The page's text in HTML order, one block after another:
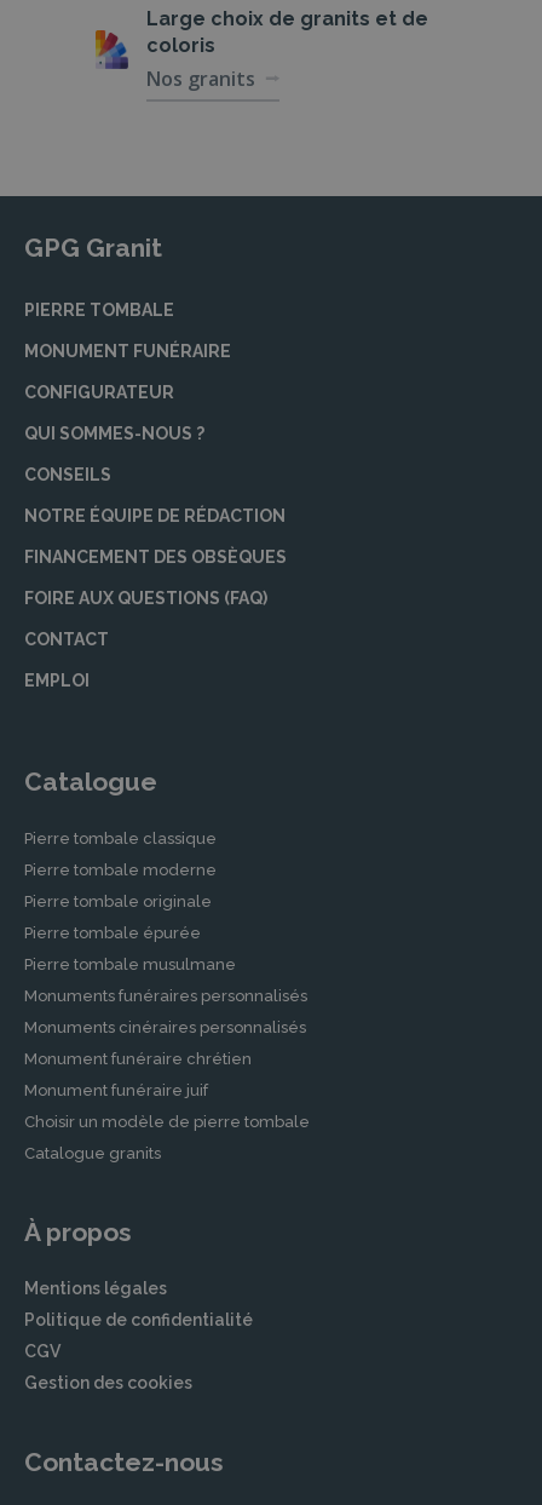
Large choix de granits et de
coloris
Nos granits
GPG Granit
PIERRE TOMBALE
MONUMENT FUNÉRAIRE
CONFIGURATEUR
QUI SOMMES-NOUS ?
CONSEILS
NOTRE ÉQUIPE DE RÉDACTION
FINANCEMENT DES OBSÈQUES
FOIRE AUX QUESTIONS (FAQ)
CONTACT
EMPLOI
Catalogue
Pierre tombale classique
Pierre tombale moderne
Pierre tombale originale
Pierre tombale épurée
Pierre tombale musulmane
Monuments funéraires personnalisés
Monuments cinéraires personnalisés
Monument funéraire chrétien
Monument funéraire juif
Choisir un modèle de pierre tombale
Catalogue granits
À propos
Mentions légales
Politique de confidentialité
CGV
Gestion des cookies
Contactez-nous